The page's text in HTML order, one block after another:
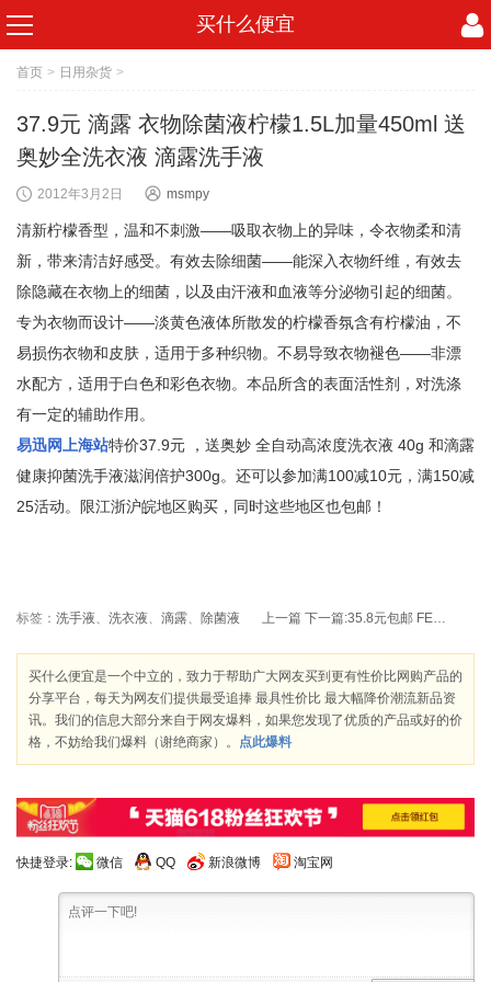
买什么便宜
首页 > 日用杂货 >
37.9元 滴露 衣物除菌液柠檬1.5L加量450ml 送
奥妙全洗衣液 滴露洗手液
2012年3月2日 msmpy
清新柠檬香型，温和不刺激——吸取衣物上的异味，令衣物柔和清
新，带来清洁好感受。有效去除细菌——能深入衣物纤维，有效去
除隐藏在衣物上的细菌，以及由汗液和血液等分泌物引起的细菌。
专为衣物而设计——淡黄色液体所散发的柠檬香氛含有柠檬油，不
易损伤衣物和皮肤，适用于多种织物。不易导致衣物褪色——非漂
水配方，适用于白色和彩色衣物。本品所含的表面活性剂，对洗涤
有一定的辅助作用。
易迅网上海站特价37.9元 ，送奥妙 全自动高浓度洗衣液 40g 和滴露
健康抑菌洗手液滋润倍护300g。还可以参加满100减10元，满150减
25活动。限江浙沪皖地区购买，同时这些地区也包邮！
标签： 洗手液、 洗衣液、 滴露、 除菌液 上一篇 下一篇: 35.8元包邮 FENGJIA 峰佳 FJ412 变形机器人玩具软弹枪
买什么便宜是一个中立的，致力于帮助广大网友买到更有性价比网购产品的
分享平台，每天为网友们提供最受追捧 最具性价比 最大幅降价潮流新品资
讯。我们的信息大部分来自于网友爆料，如果您发现了优质的产品或好的价
格，不妨给我们爆料（谢绝商家）。 点此爆料
快捷登录: 微信 QQ 新浪微博 淘宝网